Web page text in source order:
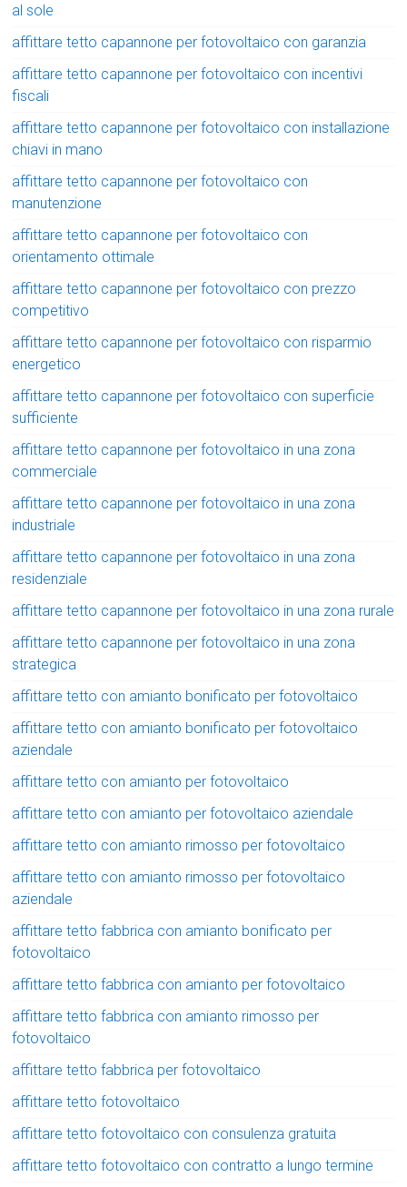
al sole
affittare tetto capannone per fotovoltaico con garanzia
affittare tetto capannone per fotovoltaico con incentivi
fiscali
affittare tetto capannone per fotovoltaico con installazione
chiavi in mano
affittare tetto capannone per fotovoltaico con
manutenzione
affittare tetto capannone per fotovoltaico con
orientamento ottimale
affittare tetto capannone per fotovoltaico con prezzo
competitivo
affittare tetto capannone per fotovoltaico con risparmio
energetico
affittare tetto capannone per fotovoltaico con superficie
sufficiente
affittare tetto capannone per fotovoltaico in una zona
commerciale
affittare tetto capannone per fotovoltaico in una zona
industriale
affittare tetto capannone per fotovoltaico in una zona
residenziale
affittare tetto capannone per fotovoltaico in una zona rurale
affittare tetto capannone per fotovoltaico in una zona
strategica
affittare tetto con amianto bonificato per fotovoltaico
affittare tetto con amianto bonificato per fotovoltaico
aziendale
affittare tetto con amianto per fotovoltaico
affittare tetto con amianto per fotovoltaico aziendale
affittare tetto con amianto rimosso per fotovoltaico
affittare tetto con amianto rimosso per fotovoltaico
aziendale
affittare tetto fabbrica con amianto bonificato per
fotovoltaico
affittare tetto fabbrica con amianto per fotovoltaico
affittare tetto fabbrica con amianto rimosso per
fotovoltaico
affittare tetto fabbrica per fotovoltaico
affittare tetto fotovoltaico
affittare tetto fotovoltaico con consulenza gratuita
affittare tetto fotovoltaico con contratto a lungo termine